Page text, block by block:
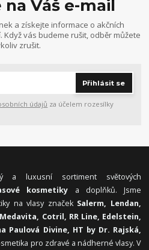
Váš e-mail
a získejte informace o akčních
vás budeme rušit, odběr můžete
zrušit.
Přihlásit se
údajů za účelem rozesílky
a luxusní sortiment světových
kosmetiky a doplňků. Jsme
na vlasy značek Salerm, Lendan,
Medavita, Cotril, RR Line, Edelstein,
Paulová Divine, HT by Dr. Rajská,
pro zdravé a nádherné vlasy. V